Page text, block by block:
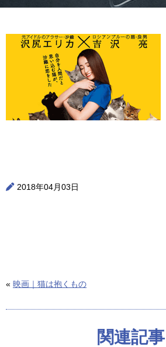
2018年04月03日
« 映画｜猫は抱くもの
関連記事